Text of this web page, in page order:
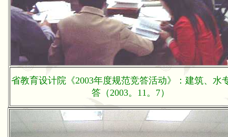
省教育设计院《2003年度规范竞答活动》：建筑、水
答（2003。11。7）